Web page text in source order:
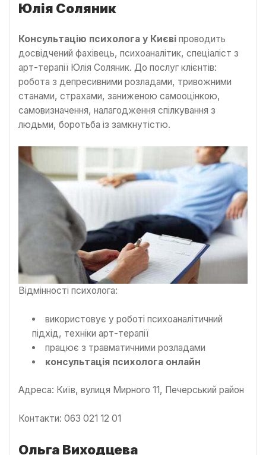
Юлія Соляник
Консультацію психолога у Києві проводить
досвідчений фахівець, психоаналітик, спеціаліст з
арт-терапії Юлія Соляник. До послуг клієнтів:
робота з депресивними розладами, тривожними
станами, страхами, заниженою самооцінкою,
самовизначення, налагодження спілкування з
людьми, боротьба із замкнутістю.
Відмінності психолога:
використовує у роботі психоаналітичний
підхід, техніки арт-терапії
працює з травматичними розладами
консультація психолога онлайн
Адреса: Київ, вулиця Мирного 11, Печерський район
Контакти: 063 021 12 01
Ольга Виходцева